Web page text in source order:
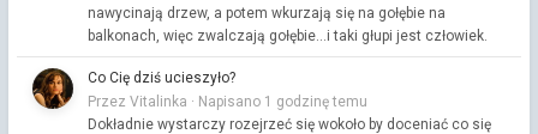
nawycinają drzew, a potem wkurzają się na gołębie na
balkonach, więc zwalczają gołębie...i taki głupi jest człowiek.
Co Cię dziś ucieszyło?
Przez Vitalinka · Napisano 1 godzinę temu
Dokładnie wystarczy rozejrzeć się wokoło by doceniać co się